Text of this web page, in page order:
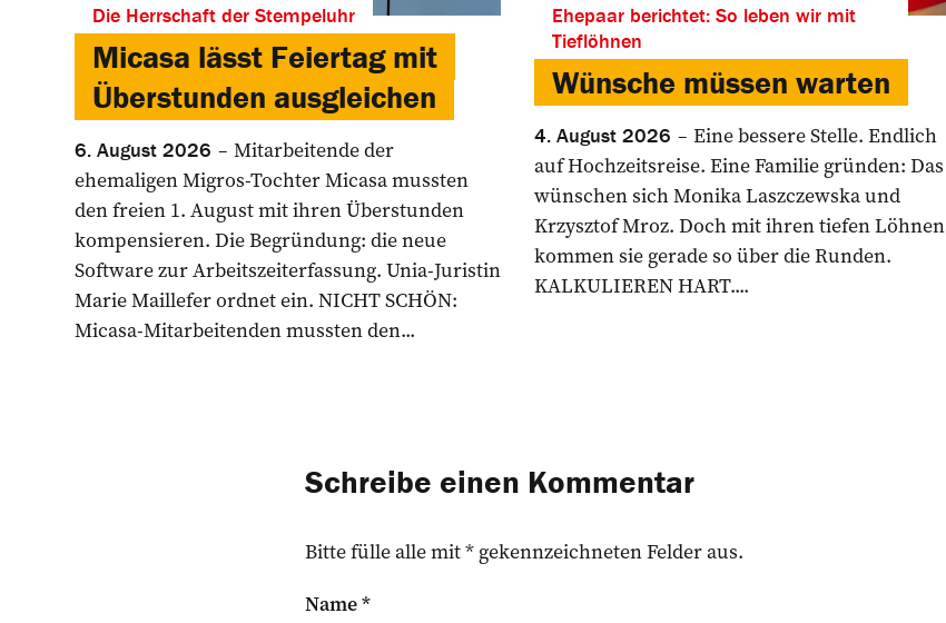
Die Herrschaft der Stempeluhr
Micasa lässt Feiertag mit
Überstunden ausgleichen
6. August 2026
Mitarbeitende der
ehemaligen Migros-Tochter Micasa mussten
den freien 1. August mit ihren Überstunden
kompensieren. Die Begründung: die neue
Software zur Arbeitszeiterfassung. Unia-Juristin
Marie Maillefer ordnet ein. NICHT SCHÖN:
Micasa-Mitarbeitenden mussten den...
Ehepaar berichtet: So leben wir mit
Tieflöhnen
Wünsche müssen warten
4. August 2026
Eine bessere Stelle. Endlich
auf Hochzeitsreise. Eine Familie gründen: Das
wünschen sich Monika Laszczewska und
Krzysztof Mroz. Doch mit ihren tiefen Löhnen
kommen sie gerade so über die Runden.
KALKULIEREN HART....
Schreibe einen Kommentar
Bitte fülle alle mit * gekennzeichneten Felder aus.
Name*